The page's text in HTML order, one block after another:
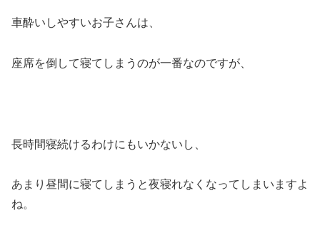
車酔いしやすいお子さんは、
座席を倒して寝てしまうのが一番なのですが、
長時間寝続けるわけにもいかないし、
あまり昼間に寝てしまうと夜寝れなくなってしまいますよ
ね。